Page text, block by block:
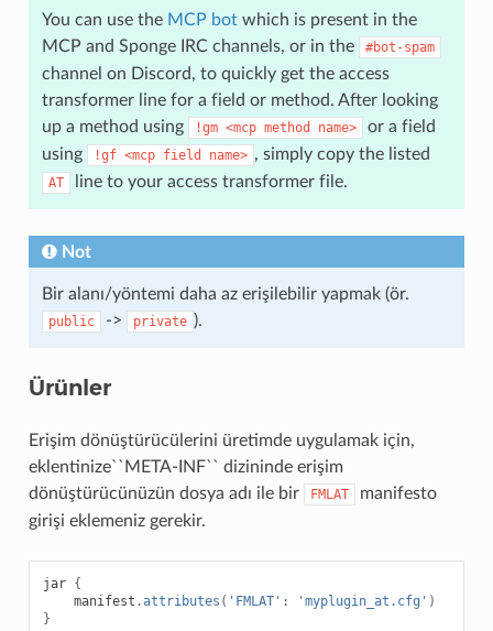
You can use the MCP botwhich is present in the
MCP and Sponge IRC channels, or in the
#bot-spam
channel on Discord, to quickly get the access
transformer line for a field or method. After looking
up a method using
!gm <mcp method name>
or a field
using
!gf <mcp field name> , simply copy the listed
AT line to your access transformer file.
Not
Bir alanı/yöntemi daha az erişilebilir yapmak (ör.
public -> private ).
Ürünler
Erişim dönüştürücülerini üretimde uygulamak için,
eklentinize``META-INF`` dizininde erişim
dönüştürücünüzün dosya adı ile bir
FMLAT
manifesto
girişi eklemeniz gerekir.
jar {
manifest .attributes ( 'FMLAT' : 'myplugin_at.cfg' )
}